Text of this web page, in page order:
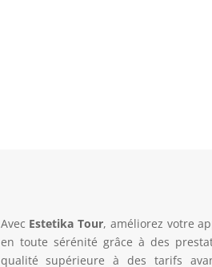
Avec Estetika Tour, améliorez votre
en toute sérénité grâce à des
qualité supérieure à des tarifs